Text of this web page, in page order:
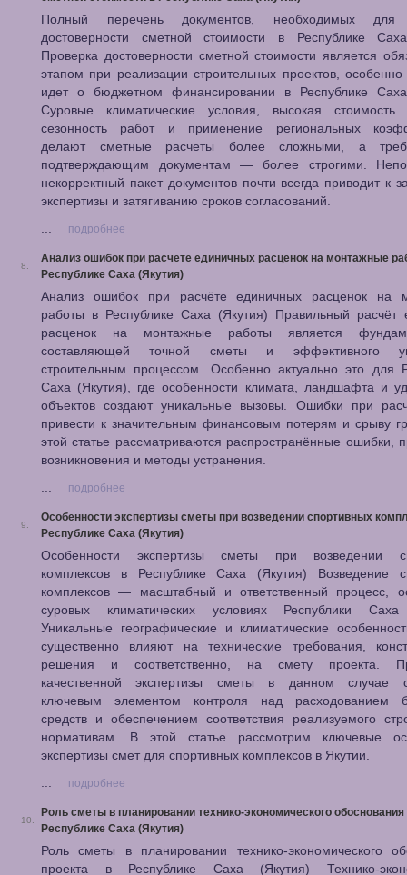
Полный перечень документов, необходимых для
достоверности сметной стоимости в Республике
Проверка достоверности сметной стоимости является
этапом при реализации строительных проектов,
идет о бюджетном финансировании в Республике
Суровые климатические условия, высокая стоимость
сезонность работ и применение региональных
делают сметные расчеты более сложными, а
подтверждающим документам — более строгими.
некорректный пакет документов почти всегда приводит к
экспертизы и затягиванию сроков согласований.
...
подробнее
8.
Анализ ошибок при расчёте единичных расценок на монтажные
Республике Саха (Якутия)
Анализ ошибок при расчёте единичных расценок на
работы в Республике Саха (Якутия) Правильный расчёт
расценок на монтажные работы является
составляющей точной сметы и эффективного
строительным процессом. Особенно актуально это для
Саха (Якутия), где особенности климата, ландшафта и
объектов создают уникальные вызовы. Ошибки при
привести к значительным финансовым потерям и срыву
этой статье рассматриваются распространённые ошибки,
возникновения и методы устранения.
...
подробнее
9.
Особенности экспертизы сметы при возведении спортивных
Республике Саха (Якутия)
Особенности экспертизы сметы при возведении
комплексов в Республике Саха (Якутия) Возведение
комплексов — масштабный и ответственный процесс,
суровых климатических условиях Республики Саха
Уникальные географические и климатические
существенно влияют на технические требования,
решения и соответственно, на смету проекта.
качественной экспертизы сметы в данном случае
ключевым элементом контроля над расходованием
средств и обеспечением соответствия реализуемого
нормативам. В этой статье рассмотрим ключевые
экспертизы смет для спортивных комплексов в Якутии.
...
подробнее
10.
Роль сметы в планировании технико-экономического обоснования
Республике Саха (Якутия)
Роль сметы в планировании технико-экономического
проекта в Республике Саха (Якутия) Технико-